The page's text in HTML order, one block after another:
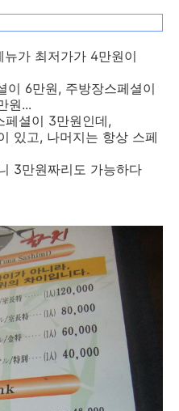
가 최저가가 4만원이
이 6만원, 주방장스페셜이
원...
셜이 3만원인데,
있고, 나머지는 항상 스페
3만원짜리도 가능하다